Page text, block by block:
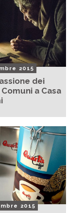
2015
dei
Comuni a Casa
2015